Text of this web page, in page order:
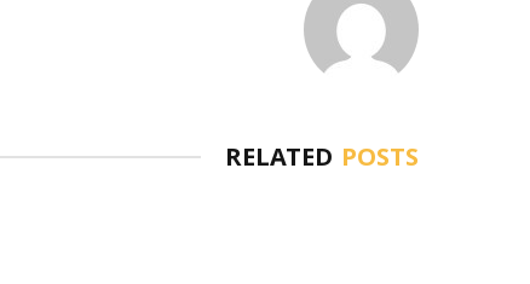
RELATED POSTS